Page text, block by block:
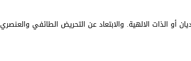
أو الذات الالهية. والابتعاد عن التحريض الطائفي والعنصري